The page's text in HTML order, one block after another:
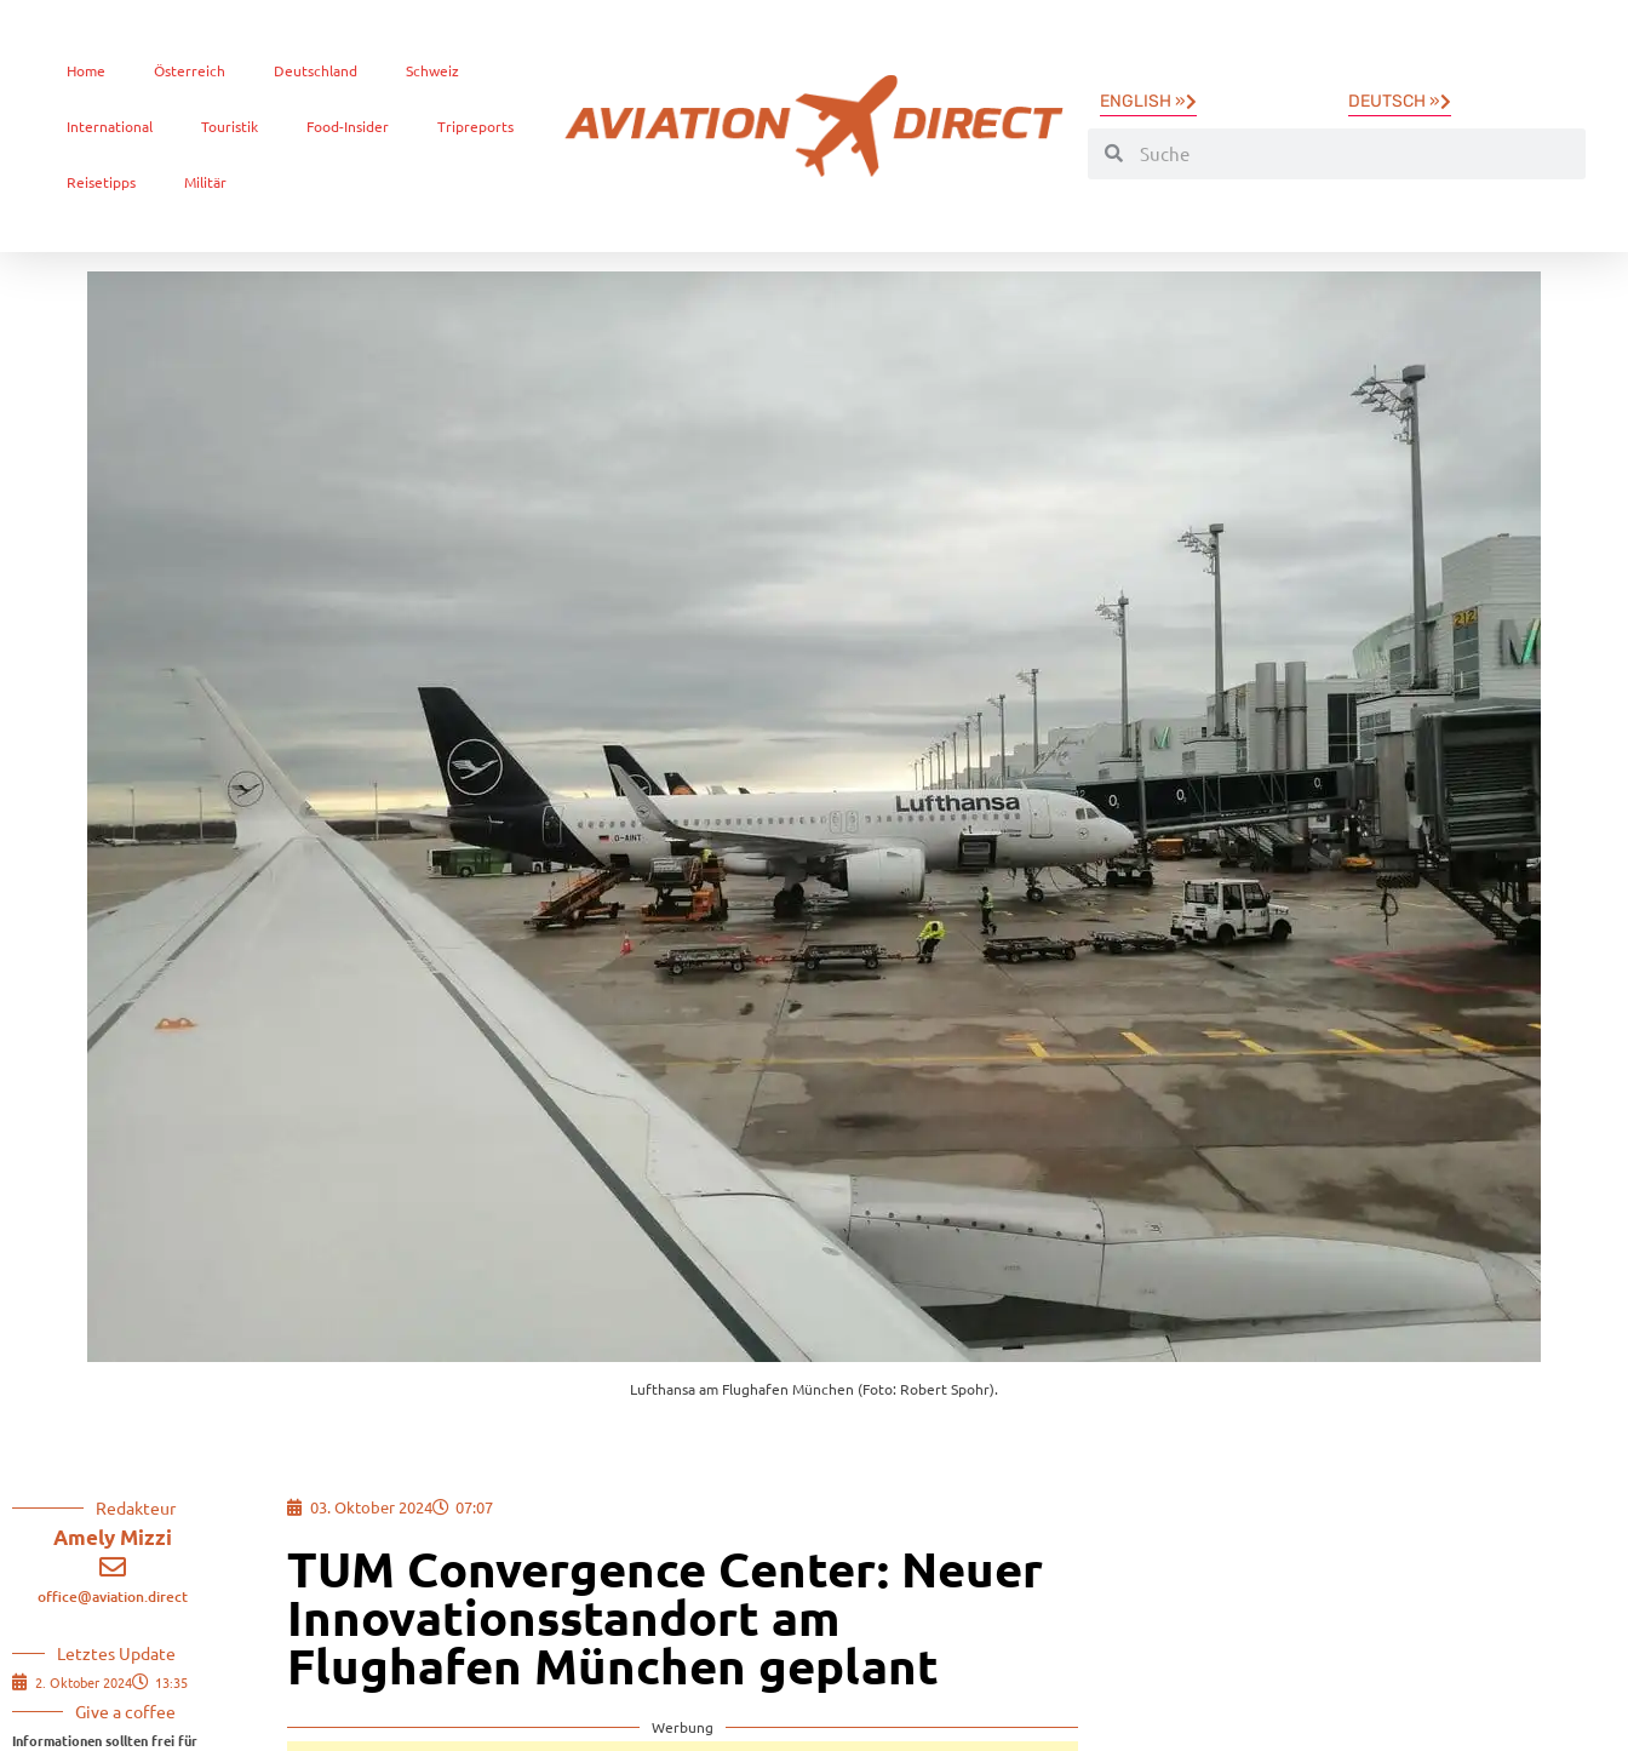
Home Österreich Deutschland Schweiz
International Touristik Food-Insider Tripreports
Reisetipps Militär
ENGLISH » DEUTSCH »
Lufthansa am Flughafen München (Foto: Robert Spohr).
Redakteur
Amely Mizzi
office@aviation.direct
Letztes Update
2. Oktober 2024 13:35
Give a coffee
Informationen sollten frei für
03. Oktober 2024 07:07
TUM Convergence Center: Neuer
Innovationsstandort am
Flughafen München geplant
Werbung